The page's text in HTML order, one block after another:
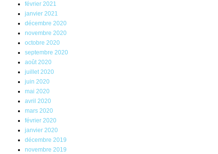
février 2021
janvier 2021
décembre 2020
novembre 2020
octobre 2020
septembre 2020
août 2020
juillet 2020
juin 2020
mai 2020
avril 2020
mars 2020
février 2020
janvier 2020
décembre 2019
novembre 2019